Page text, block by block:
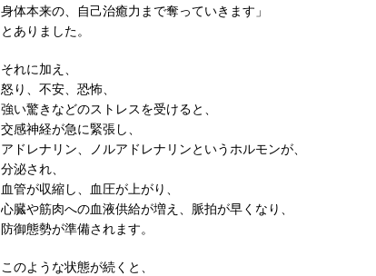
身体本来の、自己治癒力まで奪っていきます」
とありました。
それに加え、
怒り、不安、恐怖、
強い驚きなどのストレスを受けると、
交感神経が急に緊張し、
アドレナリン、ノルアドレナリンというホルモンが、
分泌され、
血管が収縮し、血圧が上がり、
心臓や筋肉への血液供給が増え、脈拍が早くなり、
防御態勢が準備されます。
このような状態が続くと、